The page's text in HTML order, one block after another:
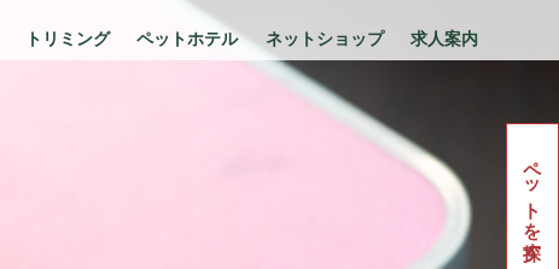
トリミング ペットホテル ネットショップ 求人案内
ペットを探す